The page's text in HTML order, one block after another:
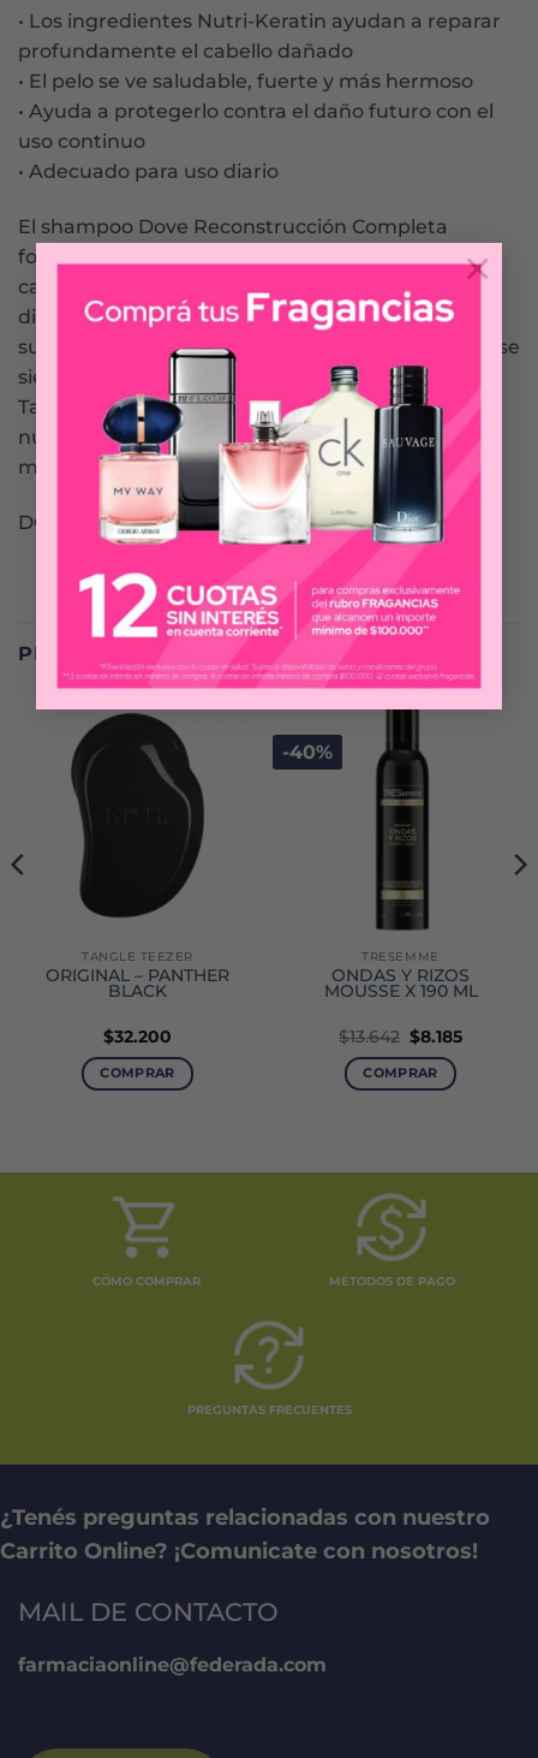
×
• Los ingredientes Nutri-Keratin ayudan a reparar
profundamente el cabello dañado
• El pelo se ve saludable, fuerte y más hermoso
• Ayuda a protegerlo contra el daño futuro con el
uso continuo
• Adecuado para uso diario
El shampoo Dove Reconstrucción Completa
formulado con los activos Nutri-Keratin, ayuda al
cabello a recuperarse del daño de dos maneras
diferentes. La fórmula repara los signos de la
superficie dañada, haciendo que tu pelo se vea y se
sienta más suave y fuerte contra el quiebre.
También penetra las fibras para brindar una
nutrición profunda del pelo, haciendo que se vea
más saludable lavado tras lavado.
DOVE
PRODUCTOS RELACIONADOS
TANGLE TEEZER
ORIGINAL – PANTHER
BLACK
$32.200
COMPRAR
-40%
TRESEMME
ONDAS Y RIZOS
MOUSSE X 190 ML
$13.642 El
precio
original
era:
$13.642.
$8.185El
COMPRAR
CÓMO COMPRAR MÉTODOS DE PAGO
PREGUNTAS FRECUENTES
¿Tenés preguntas relacionadas con nuestro
Carrito Online? ¡Comunicate con nosotros!
MAIL DE CONTACTO
farmaciaonline@federada.com